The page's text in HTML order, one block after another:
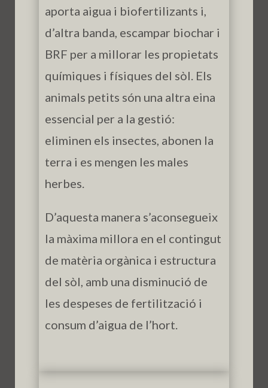
aporta aigua i biofertilizants i,
d’altra banda, escampar biochar i
BRF per a millorar les propietats
químiques i físiques del sòl. Els
animals petits són una altra eina
essencial per a la gestió:
eliminen els insectes, abonen la
terra i es mengen les males
herbes.
D’aquesta manera s’aconsegueix
la màxima millora en el contingut
de matèria orgànica i estructura
del sòl, amb una disminució de
les despeses de fertilització i
consum d’aigua de l’hort.